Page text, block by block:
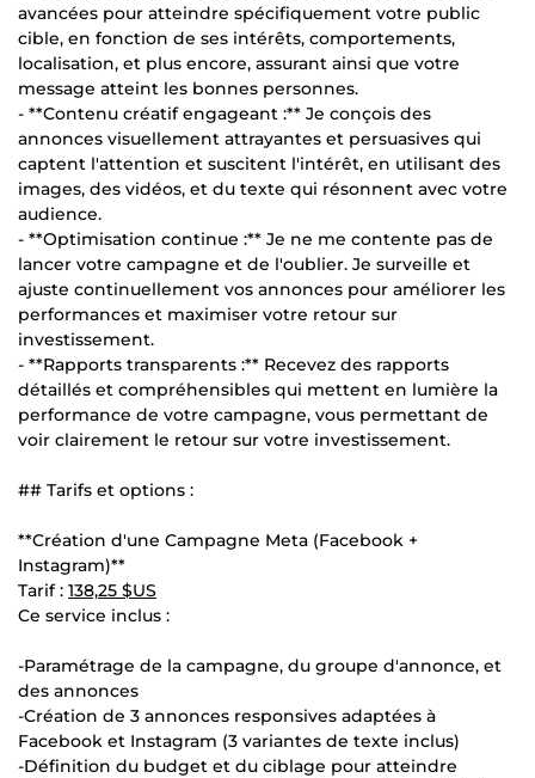
avancées pour atteindre spécifiquement votre public
cible, en fonction de ses intérêts, comportements,
localisation, et plus encore, assurant ainsi que votre
message atteint les bonnes personnes.
- **Contenu créatif engageant :** Je conçois des
annonces visuellement attrayantes et persuasives qui
captent l'attention et suscitent l'intérêt, en utilisant des
images, des vidéos, et du texte qui résonnent avec votre
audience.
- **Optimisation continue :** Je ne me contente pas de
lancer votre campagne et de l'oublier. Je surveille et
ajuste continuellement vos annonces pour améliorer les
performances et maximiser votre retour sur
investissement.
- **Rapports transparents :** Recevez des rapports
détaillés et compréhensibles qui mettent en lumière la
performance de votre campagne, vous permettant de
voir clairement le retour sur votre investissement.
## Tarifs et options :
**Création d'une Campagne Meta (Facebook +
Instagram)**
Tarif : 138,25 $US
Ce service inclus :
-Paramétrage de la campagne, du groupe d'annonce, et
des annonces
-Création de 3 annonces responsives adaptées à
Facebook et Instagram (3 variantes de texte inclus)
-Définition du budget et du ciblage pour atteindre